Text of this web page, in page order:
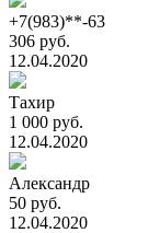
+7(983)**-63
306 руб.
12.04.2020
Тахир
1 000 руб.
12.04.2020
Александр
50 руб.
12.04.2020